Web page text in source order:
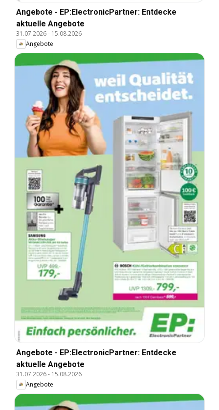
Angebote - EP:ElectronicPartner: Entdecke
aktuelle Angebote
31.07.2026- 15.08.2026
Angebote
Angebote - EP:ElectronicPartner: Entdecke
aktuelle Angebote
31.07.2026- 15.08.2026
Angebote